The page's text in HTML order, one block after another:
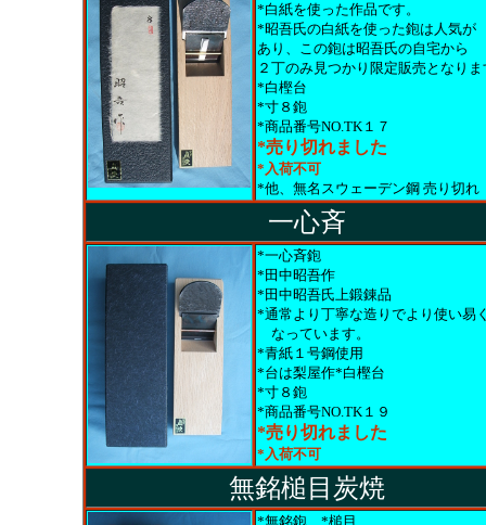
*白紙を使った作品です。
*昭吾氏の白紙を使った鉋は人気が
あり、この鉋は昭吾氏の自宅から
２丁のみ見つかり限定販売となりま
*白樫台
*寸８鉋
*商品番号NO.TK１７
*売り切れました
*入荷不可
*他、無名スウェーデン鋼 売り切れ
一心斉
*一心斉鉋
*田中昭吾作
*田中昭吾氏上鍛錬品
*通常より丁寧な造りでより使い易
なっています。
*青紙１号鋼使用
*台は梨屋作*白樫台
*寸８鉋
*商品番号NO.TK１９
*売り切れました
*入荷不可
無銘槌目炭焼
*無銘鉋 *槌目